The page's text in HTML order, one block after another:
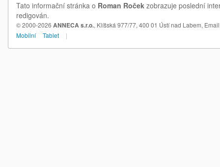
Tato informační stránka o Roman Roček zobrazuje poslední
redigován.
© 2000-2026 ANNECA s.r.o., Klíšská 977/77, 400 01 Ústí nad Labem,
Mobilní
Tablet |